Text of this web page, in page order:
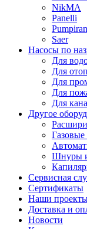
NikMA
Panelli
Pumpiran
Saer
Насосы по
Для
Для
Для
Для
Для
Другое
Газовые
Шнуры
Сервисная
Сертификаты
Наши
Доставка и
Новости